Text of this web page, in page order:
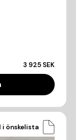
3 925 SEK
i önskelista